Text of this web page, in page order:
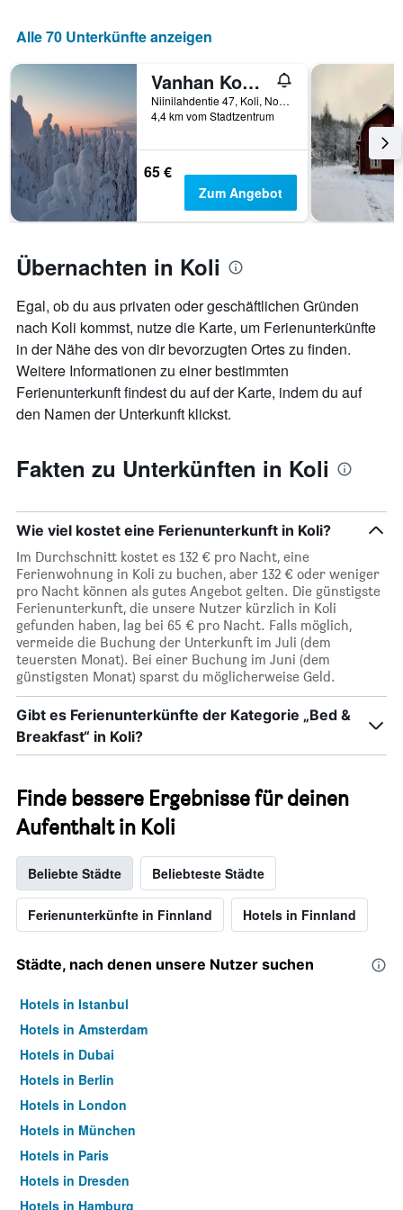
hat
Achse,
die
die
Wochentage
anzeigt.
Das
Diagramm
hat
Achse,
die
den
durchschnittlichen
Zimmerpreis
anzeigt.
Alle 70 Unterkünfte anzeigen
Vanhan Koulun Majatalo-Old School Guest House
Niinilahdentie 47, Koli, Nordkarelien, Finnland
4,4 km vom Stadtzentrum
65 €
Zum Angebot
Übernachten in Koli
Egal, ob du aus privaten oder geschäftlichen Gründen
nach Koli kommst, nutze die Karte, um Ferienunterkünfte
in der Nähe des von dir bevorzugten Ortes zu finden.
Weitere Informationen zu einer bestimmten
Ferienunterkunft findest du auf der Karte, indem du auf
den Namen der Unterkunft klickst.
Fakten zu Unterkünften in Koli
Wie viel kostet eine Ferienunterkunft in Koli?
Im Durchschnitt kostet es 132 € pro Nacht, eine
Ferienwohnung in Koli zu buchen, aber 132 € oder weniger
pro Nacht können als gutes Angebot gelten. Die günstigste
Ferienunterkunft, die unsere Nutzer kürzlich in Koli
gefunden haben, lag bei 65 € pro Nacht. Falls möglich,
vermeide die Buchung der Unterkunft im Juli (dem
teuersten Monat). Bei einer Buchung im Juni (dem
günstigsten Monat) sparst du möglicherweise Geld.
Gibt es Ferienunterkünfte der Kategorie „Bed &
Breakfast“ in Koli?
Finde bessere Ergebnisse für deinen
Aufenthalt in Koli
Beliebte Städte Beliebteste Städte
Ferienunterkünfte in Finnland Hotels in Finnland
Städte, nach denen unsere Nutzer suchen
Hotels in Istanbul
Hotels in Amsterdam
Hotels in Dubai
Hotels in Berlin
Hotels in London
Hotels in München
Hotels in Paris
Hotels in Dresden
Hotels in Hamburg